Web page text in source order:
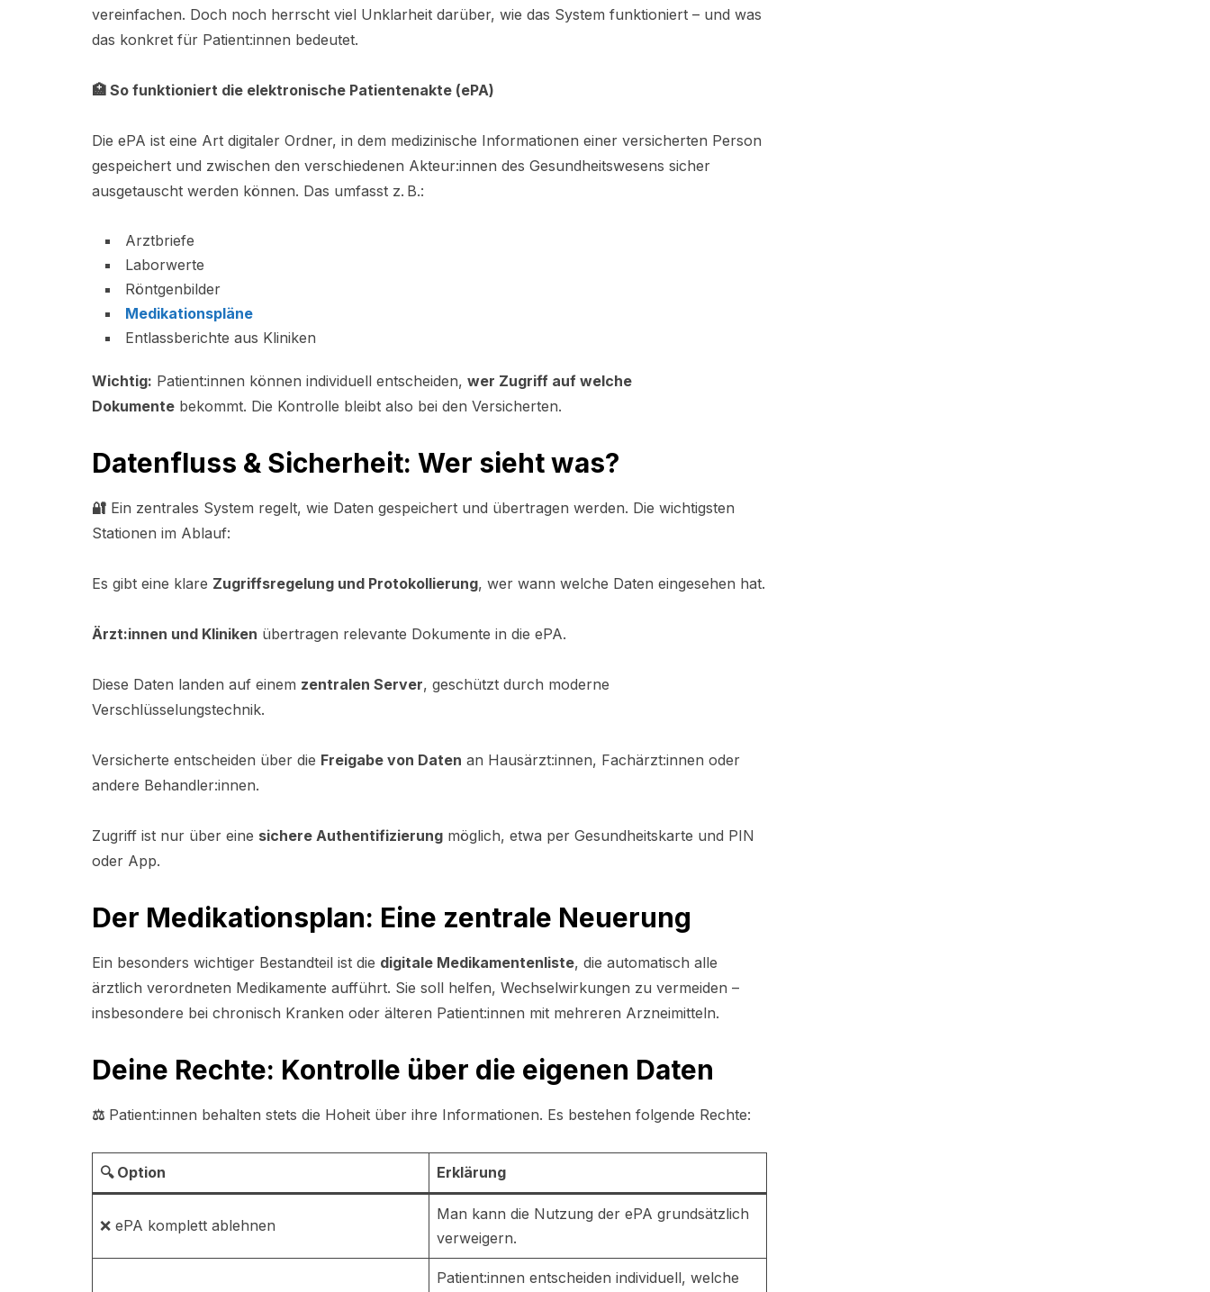
vereinfachen. Doch noch herrscht viel Unklarheit darüber, wie das System funktioniert – und was
das konkret für Patient:innen bedeutet.
🏥 So funktioniert die elektronische Patientenakte (ePA)
Die ePA ist eine Art digitaler Ordner, in dem medizinische Informationen einer versicherten Person
gespeichert und zwischen den verschiedenen Akteur:innen des Gesundheitswesens sicher
ausgetauscht werden können. Das umfasst z. B.:
Arztbriefe
Laborwerte
Röntgenbilder
Medikationspläne
Entlassberichte aus Kliniken
Wichtig: Patient:innen können individuell entscheiden, wer Zugriff auf welche
Dokumente bekommt. Die Kontrolle bleibt also bei den Versicherten.
Datenfluss & Sicherheit: Wer sieht was?
🔐 Ein zentrales System regelt, wie Daten gespeichert und übertragen werden. Die wichtigsten
Stationen im Ablauf:
Es gibt eine klare Zugriffsregelung und Protokollierung, wer wann welche Daten eingesehen hat.
Ärzt:innen und Kliniken übertragen relevante Dokumente in die ePA.
Diese Daten landen auf einem zentralen Server, geschützt durch moderne
Verschlüsselungstechnik.
Versicherte entscheiden über die Freigabe von Daten an Hausärzt:innen, Fachärzt:innen oder
andere Behandler:innen.
Zugriff ist nur über eine sichere Authentifizierung möglich, etwa per Gesundheitskarte und PIN
oder App.
Der Medikationsplan: Eine zentrale Neuerung
Ein besonders wichtiger Bestandteil ist die digitale Medikamentenliste, die automatisch alle
ärztlich verordneten Medikamente aufführt. Sie soll helfen, Wechselwirkungen zu vermeiden –
insbesondere bei chronisch Kranken oder älteren Patient:innen mit mehreren Arzneimitteln.
Deine Rechte: Kontrolle über die eigenen Daten
⚖️ Patient:innen behalten stets die Hoheit über ihre Informationen. Es bestehen folgende Rechte:
🔍Option Erklärung
❌ ePA komplett ablehnen
Man kann die Nutzung der ePA grundsätzlich
verweigern.
Patient:innen entscheiden individuell, welche